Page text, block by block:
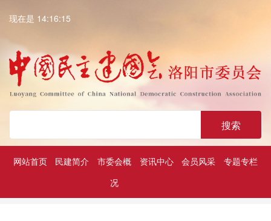
现在是 14:16:15
搜索
网站首页 民建简介
市委会概
况
资讯中心 会员风采 专题专栏